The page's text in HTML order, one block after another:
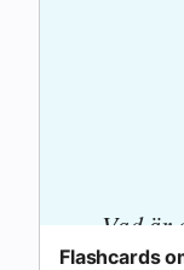
Vad är
Flashcards